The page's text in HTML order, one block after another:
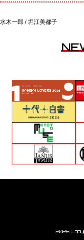
水木一郎 / 堀江美都子
2026